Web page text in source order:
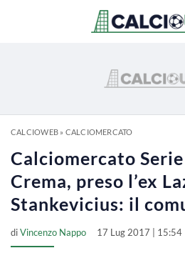
CALCIOWEB» CALCIOMERCATO
Calciomercato
Crema, preso l’ex
Stankevicius: il
diVincenzo Nappo 17 Lug 2017 | 15:54